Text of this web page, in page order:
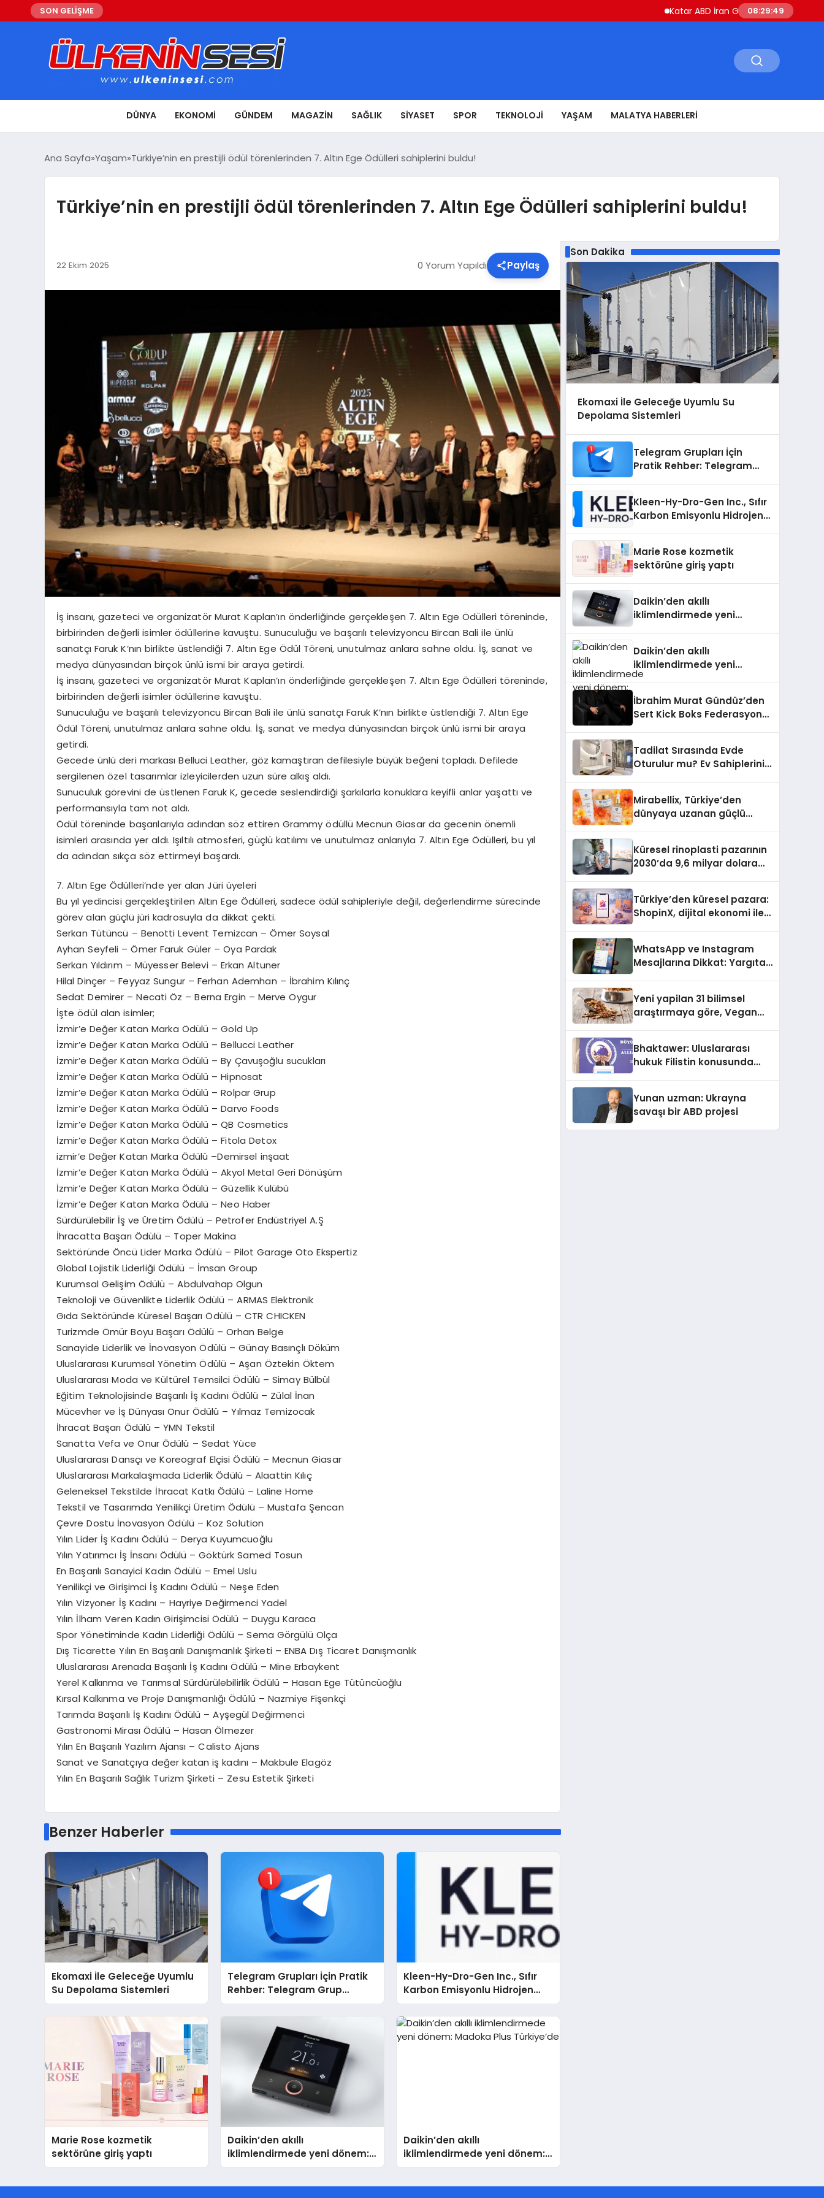
SON GELİŞME Katar ABD İran Gerilimini Düşürmek İçin
08:29:50
DÜNYA EKONOMI GÜNDEM MAGAZIN SAĞLIK SIYASET SPOR TEKNOLOJI YAŞAM MALATYA HABERLERI
Ana Sayfa Yaşam Türkiye’nin en prestijli ödül törenlerinden 7. Altın Ege Ödülleri sahiplerini buldu!
Türkiye’nin en prestijli ödül törenlerinden 7. Altın Ege Ödülleri sahiplerini buldu!
22 Ekim 2025 0 Yorum Yapıldı Paylaş
İş insanı, gazeteci ve organizatör Murat Kaplan’ın önderliğinde gerçekleşen 7. Altın Ege Ödülleri töreninde,
birbirinden değerli isimler ödüllerine kavuştu. Sunuculuğu ve başarılı televizyoncu Bircan Bali ile ünlü
sanatçı Faruk K’nın birlikte üstlendiği 7. Altın Ege Ödül Töreni, unutulmaz anlara sahne oldu. İş, sanat ve
medya dünyasından birçok ünlü ismi bir araya getirdi.
İş insanı, gazeteci ve organizatör Murat Kaplan’ın önderliğinde gerçekleşen 7. Altın Ege Ödülleri töreninde,
birbirinden değerli isimler ödüllerine kavuştu.
Sunuculuğu ve başarılı televizyoncu Bircan Bali ile ünlü sanatçı Faruk K’nın birlikte üstlendiği 7. Altın Ege
Ödül Töreni, unutulmaz anlara sahne oldu. İş, sanat ve medya dünyasından birçok ünlü ismi bir araya
getirdi.
Gecede ünlü deri markası Belluci Leather, göz kamaştıran defilesiyle büyük beğeni topladı. Defilede
sergilenen özel tasarımlar izleyicilerden uzun süre alkış aldı.
Sunuculuk görevini de üstlenen Faruk K, gecede seslendirdiği şarkılarla konuklara keyifli anlar yaşattı ve
performansıyla tam not aldı.
Ödül töreninde başarılarıyla adından söz ettiren Grammy ödüllü Mecnun Giasar da gecenin önemli
isimleri arasında yer aldı. Işıltılı atmosferi, güçlü katılımı ve unutulmaz anlarıyla 7. Altın Ege Ödülleri, bu yıl
da adından sıkça söz ettirmeyi başardı.
7. Altın Ege Ödülleri’nde yer alan Jüri üyeleri
Bu yıl yedincisi gerçekleştirilen Altın Ege Ödülleri, sadece ödül sahipleriyle değil, değerlendirme sürecinde
görev alan güçlü jüri kadrosuyla da dikkat çekti.
Serkan Tütüncü – Benotti Levent Temizcan – Ömer Soysal
Ayhan Seyfeli – Ömer Faruk Güler – Oya Pardak
Serkan Yıldırım – Müyesser Belevi – Erkan Altuner
Hilal Dinçer – Feyyaz Sungur – Ferhan Ademhan – İbrahim Kılınç
Sedat Demirer – Necati Öz – Berna Ergin – Merve Oygur
İşte ödül alan isimler;
İzmir’e Değer Katan Marka Ödülü – Gold Up
İzmir’e Değer Katan Marka Ödülü – Bellucci Leather
İzmir’e Değer Katan Marka Ödülü – By Çavuşoğlu sucukları
İzmir’e Değer Katan Marka Ödülü – Hipnosat
İzmir’e Değer Katan Marka Ödülü – Rolpar Grup
İzmir’e Değer Katan Marka Ödülü – Darvo Foods
İzmir’e Değer Katan Marka Ödülü – QB Cosmetics
İzmir’e Değer Katan Marka Ödülü – Fitola Detox
izmir’e Değer Katan Marka Ödülü –Demirsel inşaat
İzmir’e Değer Katan Marka Ödülü – Akyol Metal Geri Dönüşüm
İzmir’e Değer Katan Marka Ödülü – Güzellik Kulübü
İzmir’e Değer Katan Marka Ödülü – Neo Haber
Sürdürülebilir İş ve Üretim Ödülü – Petrofer Endüstriyel A.Ş
İhracatta Başarı Ödülü – Toper Makina
Sektöründe Öncü Lider Marka Ödülü – Pilot Garage Oto Ekspertiz
Global Lojistik Liderliği Ödülü – İmsan Group
Kurumsal Gelişim Ödülü – Abdulvahap Olgun
Teknoloji ve Güvenlikte Liderlik Ödülü – ARMAS Elektronik
Gıda Sektöründe Küresel Başarı Ödülü – CTR CHICKEN
Turizmde Ömür Boyu Başarı Ödülü – Orhan Belge
Sanayide Liderlik ve İnovasyon Ödülü – Günay Basınçlı Döküm
Uluslararası Kurumsal Yönetim Ödülü – Aşan Öztekin Öktem
Uluslararası Moda ve Kültürel Temsilci Ödülü – Simay Bülbül
Eğitim Teknolojisinde Başarılı İş Kadını Ödülü – Zülal İnan
Mücevher ve İş Dünyası Onur Ödülü – Yılmaz Temizocak
İhracat Başarı Ödülü – YMN Tekstil
Sanatta Vefa ve Onur Ödülü – Sedat Yüce
Uluslararası Dansçı ve Koreograf Elçisi Ödülü – Mecnun Giasar
Uluslararası Markalaşmada Liderlik Ödülü – Alaattin Kılıç
Geleneksel Tekstilde İhracat Katkı Ödülü – Laline Home
Tekstil ve Tasarımda Yenilikçi Üretim Ödülü – Mustafa Şencan
Çevre Dostu İnovasyon Ödülü – Koz Solution
Yılın Lider İş Kadını Ödülü – Derya Kuyumcuoğlu
Yılın Yatırımcı İş İnsanı Ödülü – Göktürk Samed Tosun
⁠En Başarılı Sanayici Kadın Ödülü – Emel Uslu
Yenilikçi ve Girişimci İş Kadını Ödülü – Neşe Eden
Yılın Vizyoner İş Kadını – Hayriye Değirmenci Yadel
Yılın İlham Veren Kadın Girişimcisi Ödülü – Duygu Karaca
Spor Yönetiminde Kadın Liderliği Ödülü – Sema Görgülü Olça
Dış Ticarette Yılın En Başarılı Danışmanlık Şirketi – ENBA Dış Ticaret Danışmanlık
Uluslararası Arenada Başarılı İş Kadını Ödülü – Mine Erbaykent
Yerel Kalkınma ve Tarımsal Sürdürülebilirlik Ödülü – Hasan Ege Tütüncüoğlu
Kırsal Kalkınma ve Proje Danışmanlığı Ödülü – Nazmiye Fişenkçi
Tarımda Başarılı İş Kadını Ödülü – Ayşegül Değirmenci
Gastronomi Mirası Ödülü – Hasan Ölmezer
Yılın En Başarılı Yazılım Ajansı – Calisto Ajans
Sanat ve Sanatçıya değer katan iş kadını – Makbule Elagöz
Yılın En Başarılı Sağlık Turizm Şirketi – Zesu Estetik Şirketi
Benzer Haberler
Ekomaxi İle Geleceğe Uyumlu
Su Depolama Sistemleri
Telegram Grupları İçin Pratik
Rehber: Telegram Grup
Dizinleri Kullanıcılara Ne
Kleen-Hy-Dro-Gen Inc., Sıfır
Karbon Emisyonlu Hidrojen
Isıtma Teknolojisinde ISO ve
TSSA Düzenleyici Onaylarını
Aldı
Marie Rose kozmetik
sektörüne giriş yaptı
Daikin’den akıllı
iklimlendirmede yeni dönem:
Madoka Plus Türkiye’de
Daikin’den akıllı
iklimlendirmede yeni dönem:
Madoka Plus Türkiye’de
Son Dakika
Ekomaxi İle Geleceğe Uyumlu Su
Depolama Sistemleri
Telegram Grupları İçin
Pratik Rehber: Telegram
Kleen-Hy-Dro-Gen Inc., Sıfır
Karbon Emisyonlu Hidrojen
Aldı
Marie Rose kozmetik
sektörüne giriş yaptı
Daikin’den akıllı
iklimlendirmede yeni
Daikin’den akıllı
iklimlendirmede yeni
dönem: Madoka Plus
İbrahim Murat Gündüz’den
Sert Kick Boks Federasyonu
Tadilat Sırasında Evde
Oturulur mu? Ev Sahiplerinin
Mirabellix, Türkiye’den
dünyaya uzanan güçlü
Küresel rinoplasti pazarının
2030’da 9,6 milyar dolara
Türkiye’den küresel pazara:
ShopinX, dijital ekonomi ile
WhatsApp ve Instagram
Mesajlarına Dikkat: Yargıtay
Yeni yapilan 31 bilimsel
araştırmaya göre, Vegan
Sindirildiğini Ortaya Koydu
Bhaktawer: Uluslararası
hukuk Filistin konusunda
Yunan uzman: Ukrayna
savaşı bir ABD projesi